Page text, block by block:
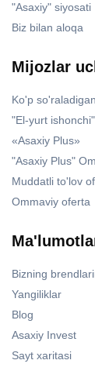
"Asaxiy" siyosati
Biz bilan aloqa
Mijozlar
Ko'p
"El-yurt
«Asaxiy Plus»
"Asaxiy Plus"
Muddatli to'lov
Ommaviy oferta
Bizning
Yangiliklar
Blog
Asaxiy Invest
Sayt xaritasi